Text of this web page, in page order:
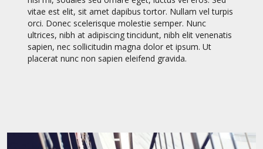
vitae est elit, sit amet dapibus tortor. Nullam vel turpis
orci. Donec scelerisque molestie semper. Nunc
ultrices, nibh at adipiscing tincidunt, nibh elit venenatis
sapien, nec sollicitudin magna dolor et ipsum. Ut
placerat nunc non sapien eleifend gravida.